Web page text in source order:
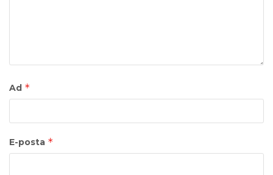
Ad *
E-posta *